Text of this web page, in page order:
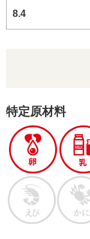
8.4
特定原材料